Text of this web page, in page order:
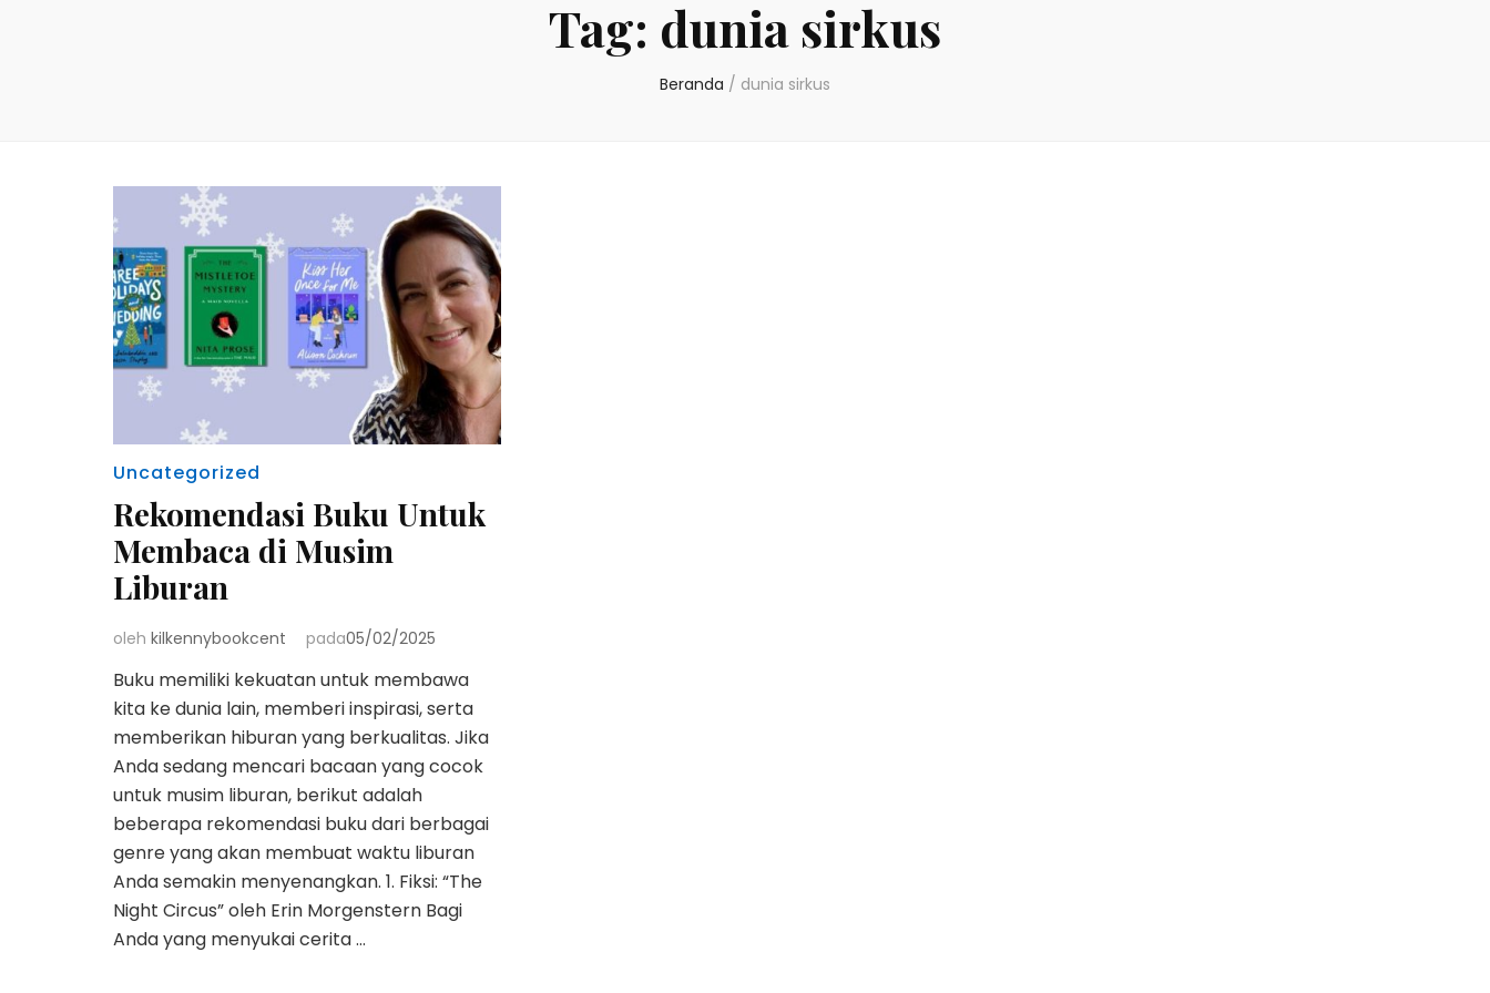
Tag: dunia sirkus
Beranda / dunia sirkus
Uncategorized
Rekomendasi Buku Untuk
Membaca di Musim
Liburan
oleh kilkennybookcent pada05/02/2025
Buku memiliki kekuatan untuk membawa
kita ke dunia lain, memberi inspirasi, serta
memberikan hiburan yang berkualitas. Jika
Anda sedang mencari bacaan yang cocok
untuk musim liburan, berikut adalah
beberapa rekomendasi buku dari berbagai
genre yang akan membuat waktu liburan
Anda semakin menyenangkan. 1. Fiksi: “The
Night Circus” oleh Erin Morgenstern Bagi
Anda yang menyukai cerita …